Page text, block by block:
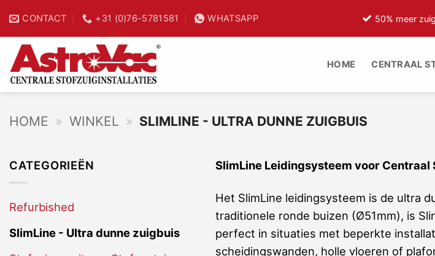
naar
inhoud
CONTACT +31 (0)76-5781581 WHATSAPP
25% tijdwinst 50% meer
HOME CENTRAAL
HOME » WINKEL » SLIMLINE - ULTRA DUNNE ZUIGBUIS
CATEGORIEËN
Refurbished
SlimLine - Ultra dunne zuigbuis
SlimLine Leidingsysteem voor
Het SlimLine leidingsysteem is de ultra
traditionele ronde buizen (Ø51mm), is
perfect in situaties met beperkte
scheidingswanden, holle vloeren of